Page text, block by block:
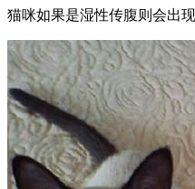
猫咪如果是湿性传腹则会出